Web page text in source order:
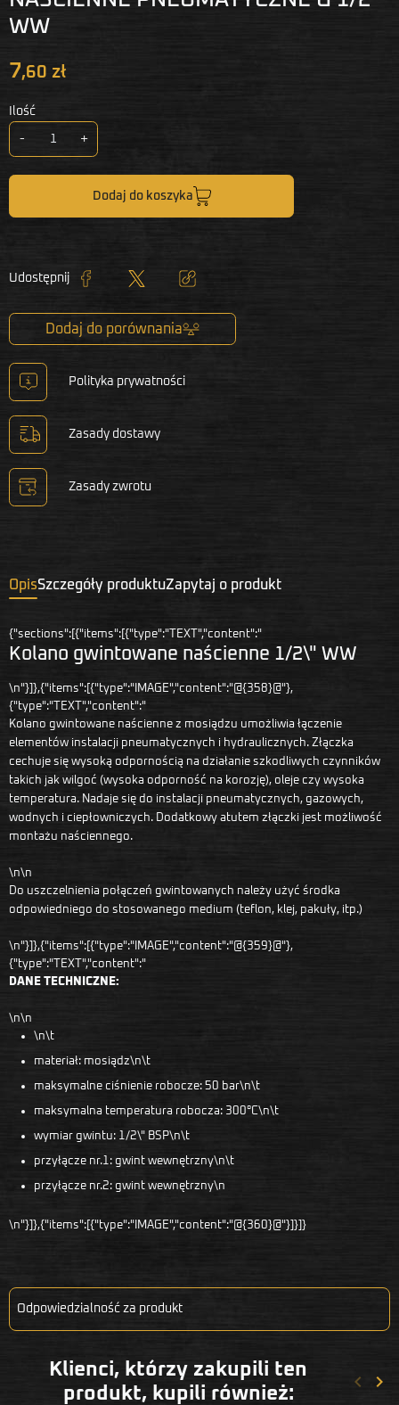
WW
7,60 zł
Ilość
- +
Dodaj do koszyka
Udostępnij
Dodaj do porównania
Polityka prywatności
Zasady dostawy
Zasady zwrotu
OpisSzczegóły produktuZapytaj o produkt
{"sections":[{"items":[{"type":"TEXT","content":"
Kolano gwintowane naścienne 1/2\" WW
\n"}]},{"items":[{"type":"IMAGE","content":"@{358}@"},
{"type":"TEXT","content":"
Kolano gwintowane naścienne z mosiądzu umożliwia łączenie
elementów instalacji pneumatycznych i hydraulicznych. Złączka
cechuje się wysoką odpornością na działanie szkodliwych czynników
takich jak wilgoć (wysoka odporność na korozję), oleje czy wysoka
temperatura. Nadaje się do instalacji pneumatycznych, gazowych,
wodnych i ciepłowniczych. Dodatkowy atutem złączki jest możliwość
montażu naściennego.
\n\n
Do uszczelnienia połączeń gwintowanych należy użyć środka
odpowiedniego do stosowanego medium (teflon, klej, pakuły, itp.)
\n"}]},{"items":[{"type":"IMAGE","content":"@{359}@"},
{"type":"TEXT","content":"
DANE TECHNICZNE:
\n\n
\n\t
materiał: mosiądz\n\t
maksymalne ciśnienie robocze: 50 bar\n\t
maksymalna temperatura robocza: 300°C\n\t
wymiar gwintu: 1/2\" BSP\n\t
przyłącze nr.1: gwint wewnętrzny\n\t
przyłącze nr.2: gwint wewnętrzny\n
\n"}]},{"items":[{"type":"IMAGE","content":"@{360}@"}]}]}
Odpowiedzialność za produkt
Klienci, którzy zakupili ten
produkt, kupili również:
keyboard_arrow_left keyboard_arrow_right